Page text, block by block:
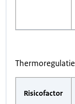
Thermoregulatie
Risicofactor